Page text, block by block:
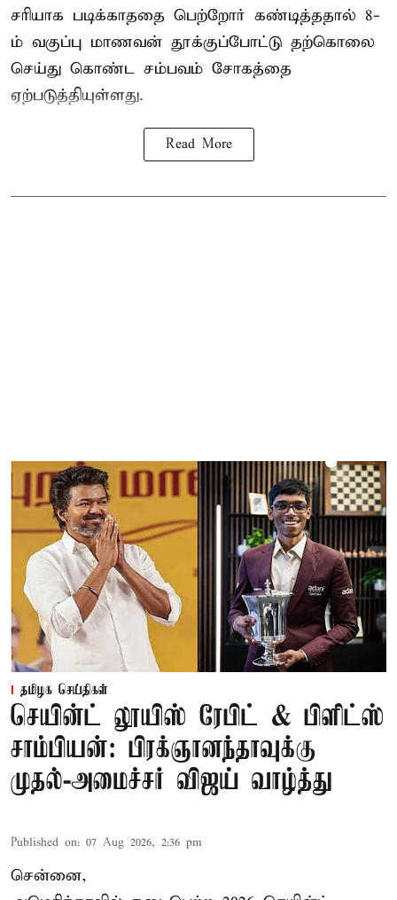
சரியாக படிக்காததை பெற்றோர் கண்டித்ததால் 8-
ம் வகுப்பு மாணவன் தூக்குப்போட்டு தற்கொலை
செய்து கொண்ட சம்பவம் சோகத்தை
ஏற்படுத்தியுள்ளது.
Read More
தமிழக செய்திகள்
செயின்ட் லூயிஸ் ரேபிட் & பிளிட்ஸ்
சாம்பியன்: பிரக்ஞானந்தாவுக்கு
முதல்-அமைச்சர் விஜய் வாழ்த்து
Published on: 07 Aug 2026, 2:36 pm
சென்னை,